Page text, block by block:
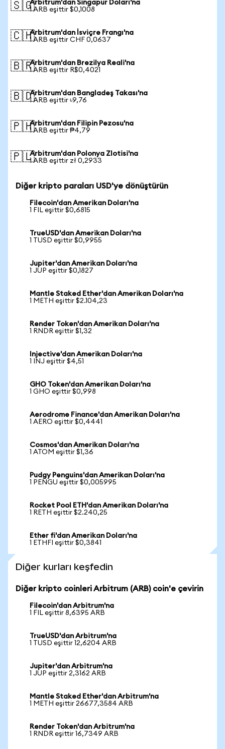
🇸🇬Arbitrum'dan Singapur Doları'na
1 ARB eşittir $0,1008
🇨🇭Arbitrum'dan İsviçre Frangı'na
1 ARB eşittir CHF 0,0637
🇧🇷Arbitrum'dan Brezilya Reali'na
1 ARB eşittir R$0,4021
🇧🇩Arbitrum'dan Bangladeş Takası'na
1 ARB eşittir ৳9,76
🇵🇭Arbitrum'dan Filipin Pezosu'na
1 ARB eşittir ₱4,79
🇵🇱Arbitrum'dan Polonya Zlotisi'na
1 ARB eşittir zł 0,2933
Diğer kripto paraları USD'ye dönüştürün
Filecoin'dan Amerikan Doları'na
1 FIL eşittir $0,6815
TrueUSD'dan Amerikan Doları'na
1 TUSD eşittir $0,9955
Jupiter'dan Amerikan Doları'na
1 JUP eşittir $0,1827
Mantle Staked Ether'dan Amerikan Doları'na
1 METH eşittir $2.104,23
Render Token'dan Amerikan Doları'na
1 RNDR eşittir $1,32
Injective'dan Amerikan Doları'na
1 INJ eşittir $4,51
GHO Token'dan Amerikan Doları'na
1 GHO eşittir $0,998
Aerodrome Finance'dan Amerikan Doları'na
1 AERO eşittir $0,4441
Cosmos'dan Amerikan Doları'na
1 ATOM eşittir $1,36
Pudgy Penguins'dan Amerikan Doları'na
1 PENGU eşittir $0,005995
Rocket Pool ETH'dan Amerikan Doları'na
1 RETH eşittir $2.240,25
Ether fi'dan Amerikan Doları'na
1 ETHFI eşittir $0,3841
Diğer kurları keşfedin
Diğer kripto coinleri Arbitrum (ARB) coin'e çevirin
Filecoin'dan Arbitrum'na
1 FIL eşittir 8,6395 ARB
TrueUSD'dan Arbitrum'na
1 TUSD eşittir 12,6204 ARB
Jupiter'dan Arbitrum'na
1 JUP eşittir 2,3162 ARB
Mantle Staked Ether'dan Arbitrum'na
1 METH eşittir 26677,3584 ARB
Render Token'dan Arbitrum'na
1 RNDR eşittir 16,7349 ARB